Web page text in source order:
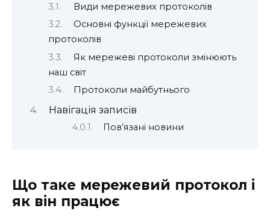
Види мережевих протоколів
Основні функції мережевих
протоколів
Як мережеві протоколи змінюють
наш світ
Протоколи майбутнього
Навігація записів
Пов’язані новини
Що таке мережевий протокол і
як він працює